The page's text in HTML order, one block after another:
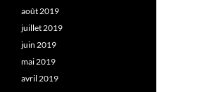
août 2019
juillet 2019
juin 2019
mai 2019
avril 2019